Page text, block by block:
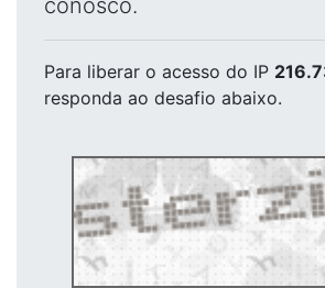
conosco.
Para liberar o acesso do IP
responda ao desafio abaixo.